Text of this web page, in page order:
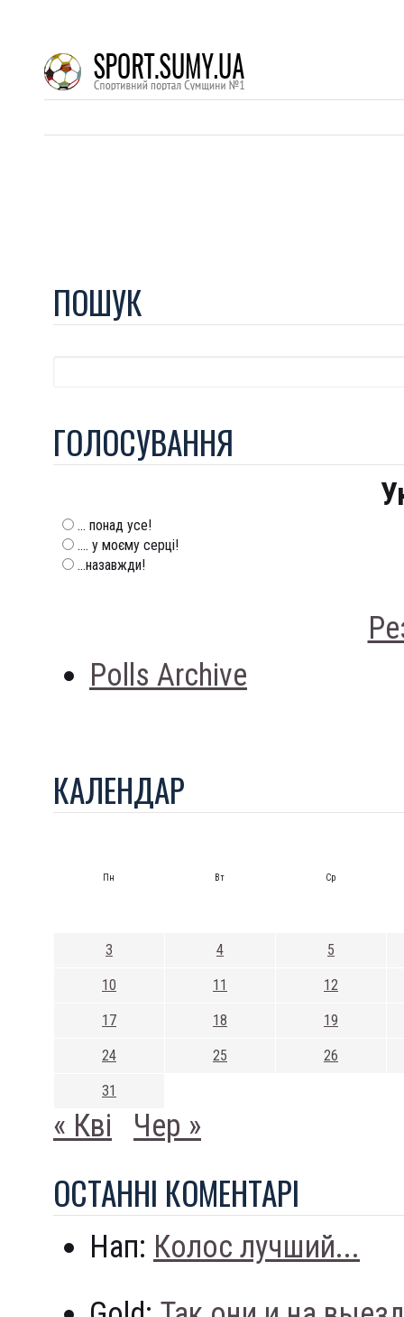
ПОШУК
ГОЛОСУВАННЯ
... понад усе!
.... у моєму серці!
...назавжди!
Polls Archive
КАЛЕНДАР
Пн Вт Ср
3 4 5
10 11 12
17 18 19
24 25 26
31
« Кві Чер »
ОСТАННI КОМЕНТАРI
Нап: Колос лучший...